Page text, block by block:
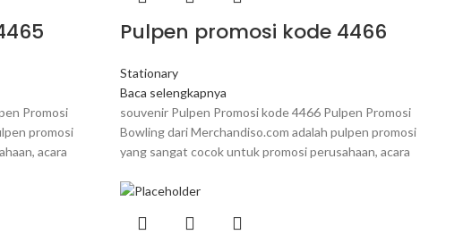
Promosi
promosi
acara
Pulpen promosi kode 4466
Stationary
Baca selengkapnya
souvenir Pulpen Promosi kode 4466 Pulpen Promosi
Bowling dari Merchandiso.com adalah pulpen promosi
yang sangat cocok untuk promosi perusahaan, acara